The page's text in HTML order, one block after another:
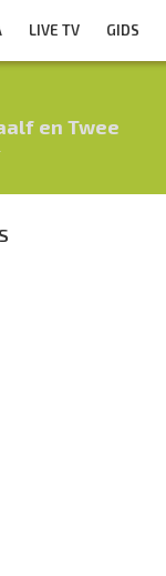
LIVE TV GIDS
en Twee